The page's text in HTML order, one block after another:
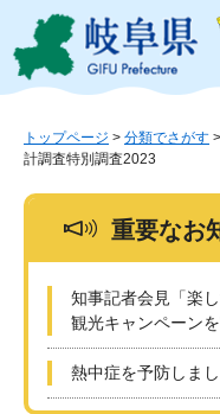
ジ
ュ
トップページ > 分類でさがす >
計調査特別調査2023
重要なお
知事記者会見「楽
観光キャンペーン
熱中症を予防しま